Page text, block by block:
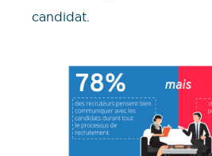
candidat.